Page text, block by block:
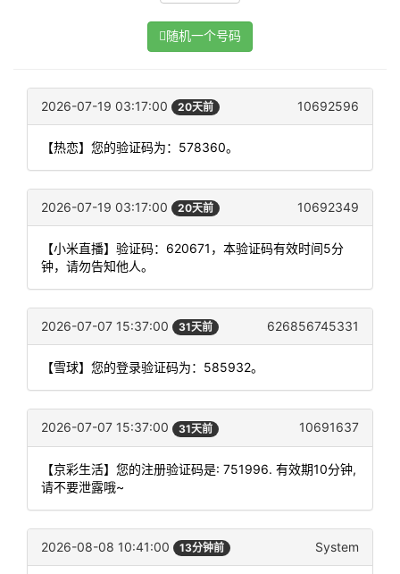
随机一个号码
2026-07-19 03:17:00 20天前 10692596
【热恋】您的验证码为：578360。
2026-07-19 03:17:00 20天前 10692349
【小米直播】验证码：620671，本验证码有效时间5分
钟，请勿告知他人。
2026-07-07 15:37:00 31天前 626856745331
【雪球】您的登录验证码为：585932。
2026-07-07 15:37:00 31天前 10691637
【京彩生活】您的注册验证码是: 751996. 有效期10分钟,
请不要泄露哦~
2026-08-08 10:41:00 13分钟前 System